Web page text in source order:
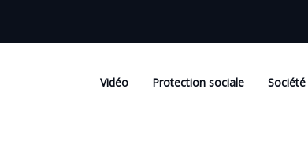
Vidéo Protection sociale Société